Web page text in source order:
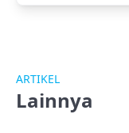
ARTIKEL
Lainnya